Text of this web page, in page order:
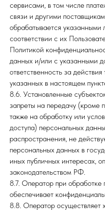
сервисами, в том числе
связи и другими
обрабатывается
соответствии с их
Политикой
данных и/или с указанными
ответственность за
указанных в настоящем
8.6. Установленные
запреты на передачу (кроме
также на обработку или
доступа) персональных
распространения, не
персональных данных в
иных публичных интересах,
законодательством РФ.
8.7. Оператор при
обеспечивает
8.8. Оператор осуществляет
ИНН 260201655339
ОГРН 310264330500119
Политика конфиденциальности и обработки
персональных данных
Согласие на обработку персональных
Согласие на получение рекламно-
рассылки
Политика использования файлов cookie